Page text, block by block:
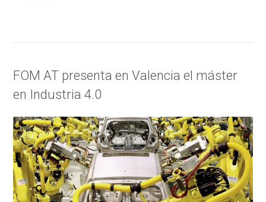
FOM AT presenta en Valencia el máster
en Industria 4.0